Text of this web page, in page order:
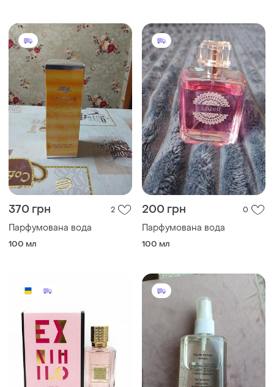
370 грн 2
Парфумована вода
100 мл
200 грн 0
Парфумована вода
100 мл